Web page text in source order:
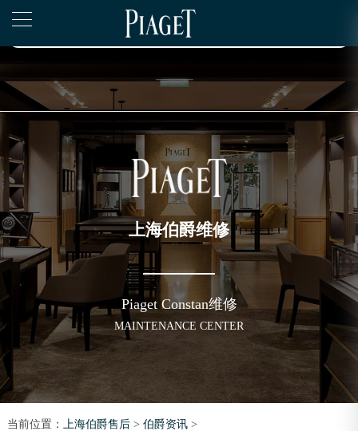
2026年6月伯爵上海市售后服务网络优化升级公告
2026年6月上海市伯爵官方售后客户服务热线：400-882-0752
上海市徐汇区虹桥路3号港汇中心写字楼2座37层3705室（需提前预约）
上海市黄浦区南京东路299号宏伊国际广场写字楼8层806室（需提前预约）
节假日正常营业！
上海伯爵维修
Piaget Constan维修
MAINTENANCE CENTER
当前位置： 上海伯爵售后> 伯爵资讯>